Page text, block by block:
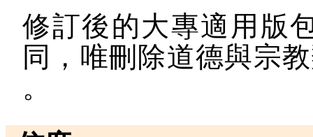
修訂後的大專適用版
同，唯刪除道德與宗
。